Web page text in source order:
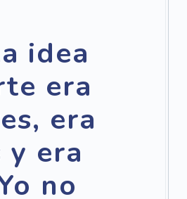
idea
era
era
y era
no